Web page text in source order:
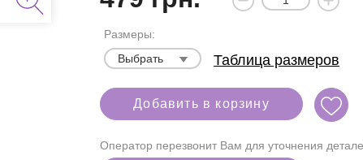
Размеры:
Выбрать
Таблица размеров
Добавить в корзину
Оператор перезвонит Вам для уточнения